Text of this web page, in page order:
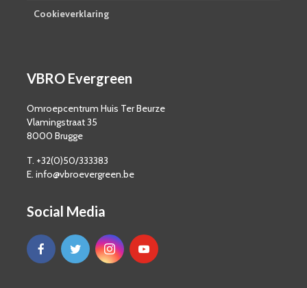
Cookieverklaring
VBRO Evergreen
Omroepcentrum Huis Ter Beurze
Vlamingstraat 35
8000 Brugge
T. +32(0)50/333383
E. info@vbroevergreen.be
Social Media